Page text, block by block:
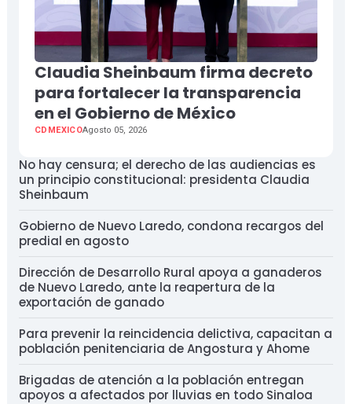
Claudia Sheinbaum firma decreto
para fortalecer la transparencia
en el Gobierno de México
CDMEXICOAgosto 05, 2026
No hay censura; el derecho de las audiencias es
un principio constitucional: presidenta Claudia
Sheinbaum
Gobierno de Nuevo Laredo, condona recargos del
predial en agosto
Dirección de Desarrollo Rural apoya a ganaderos
de Nuevo Laredo, ante la reapertura de la
exportación de ganado
Para prevenir la reincidencia delictiva, capacitan a
población penitenciaria de Angostura y Ahome
Brigadas de atención a la población entregan
apoyos a afectados por lluvias en todo Sinaloa